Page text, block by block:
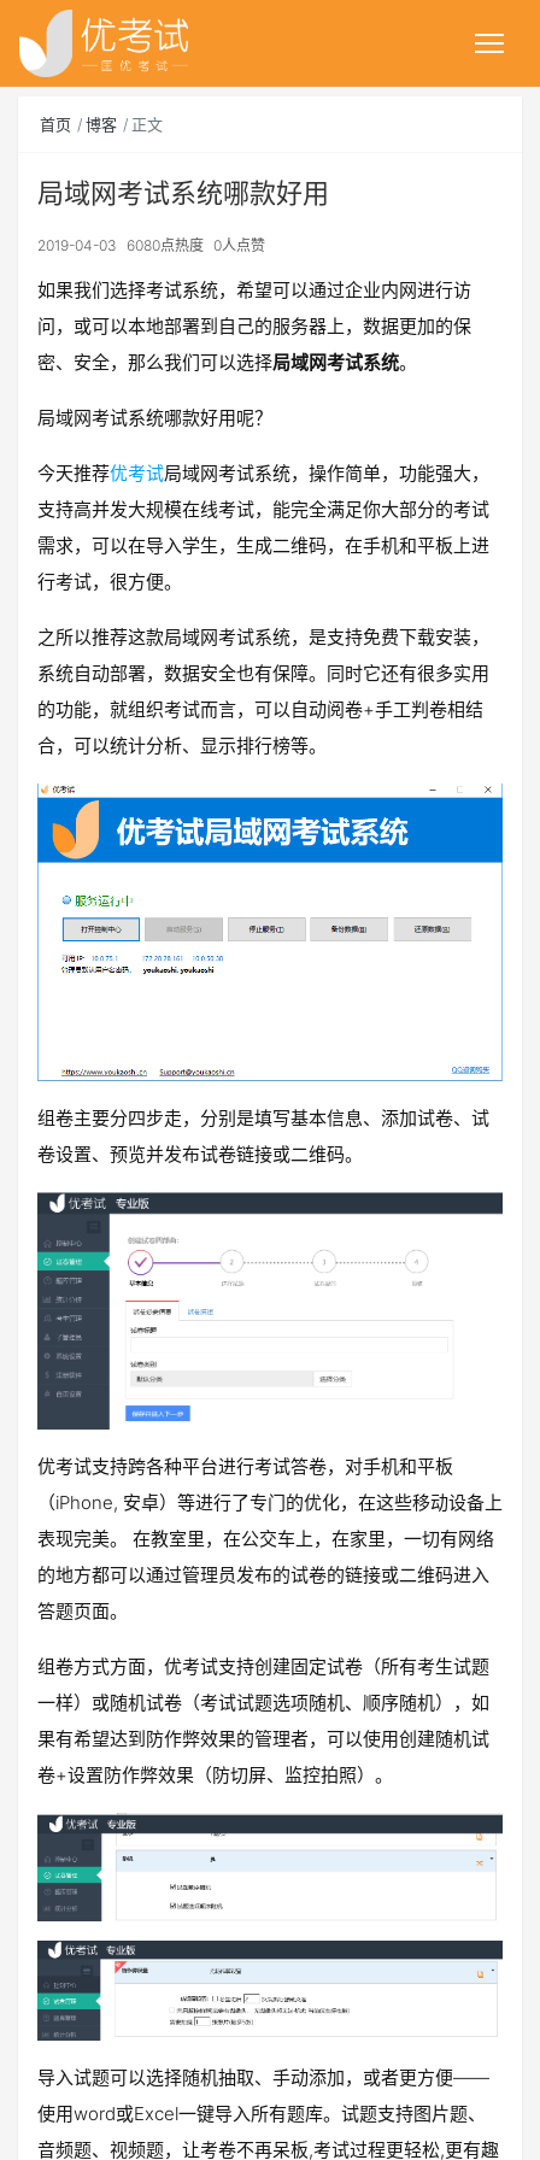
首页 博客 正文
局域网考试系统哪款好用
2019-04-03 6080点热度 0人点赞
如果我们选择考试系统，希望可以通过企业内网进行访
问，或可以本地部署到自己的服务器上，数据更加的保
密、安全，那么我们可以选择局域网考试系统。
局域网考试系统哪款好用呢？
今天推荐优考试局域网考试系统，操作简单，功能强大，
支持高并发大规模在线考试，能完全满足你大部分的考试
需求，可以在导入学生，生成二维码，在手机和平板上进
行考试，很方便。
之所以推荐这款局域网考试系统，是支持免费下载安装，
系统自动部署，数据安全也有保障。同时它还有很多实用
的功能，就组织考试而言，可以自动阅卷+手工判卷相结
合，可以统计分析、显示排行榜等。
组卷主要分四步走，分别是填写基本信息、添加试卷、试
卷设置、预览并发布试卷链接或二维码。
优考试支持跨各种平台进行考试答卷，对手机和平板
（iPhone, 安卓）等进行了专门的优化，在这些移动设备上
表现完美。 在教室里，在公交车上，在家里，一切有网络
的地方都可以通过管理员发布的试卷的链接或二维码进入
答题页面。
组卷方式方面，优考试支持创建固定试卷（所有考生试题
一样）或随机试卷（考试试题选项随机、顺序随机），如
果有希望达到防作弊效果的管理者，可以使用创建随机试
卷+设置防作弊效果（防切屏、监控拍照）。
导入试题可以选择随机抽取、手动添加，或者更方便——
使用word或Excel一键导入所有题库。试题支持图片题、
音频题、视频题，让考卷不再呆板,考试过程更轻松,更有趣